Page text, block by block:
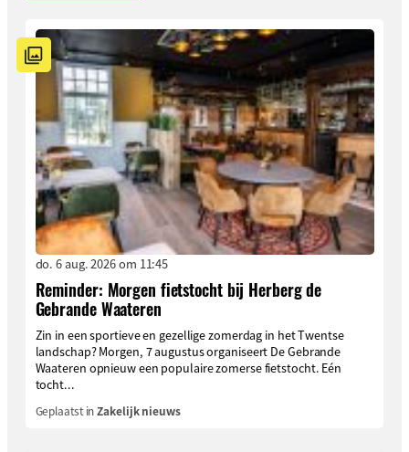
do. 6 aug. 2026 om 11:45
Reminder: Morgen fietstocht bij Herberg de
Gebrande Waateren
Zin in een sportieve en gezellige zomerdag in het Twentse
landschap? Morgen, 7 augustus organiseert De Gebrande
Waateren opnieuw een populaire zomerse fietstocht. Eén
tocht...
Geplaatst inZakelijk nieuws